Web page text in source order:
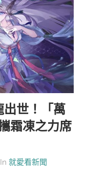
出世！「萬
霜凍之力席
In 就愛看新聞